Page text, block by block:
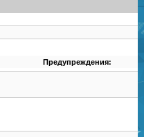
Предупреждения: